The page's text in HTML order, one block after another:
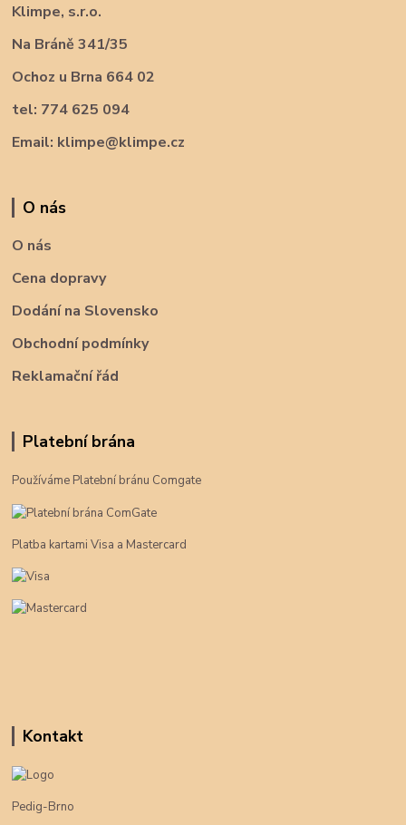
Klimpe, s.r.o.
Na Bráně 341/35
Ochoz u Brna 664 02
tel: 774 625 094
Email: klimpe@klimpe.cz
O nás
O nás
Cena dopravy
Dodání na Slovensko
Obchodní podmínky
Reklamační řád
Platební brána
Používáme Platební bránu Comgate
Platba kartami Visa a Mastercard
Kontakt
Pedig-Brno